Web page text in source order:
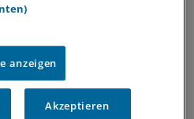
auf der Zielgeraden
anzeigen
Akzeptieren